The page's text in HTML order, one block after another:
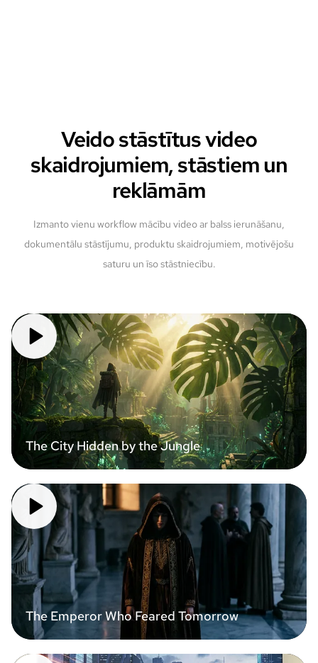
Veido stāstītus video
skaidrojumiem, stāstiem un
reklāmām
Izmanto vienu workflow mācību video ar balss ierunāšanu,
dokumentālu stāstījumu, produktu skaidrojumiem, motivējošu
saturu un īso stāstniecību.
The City Hidden by the Jungle
The Emperor Who Feared Tomorrow